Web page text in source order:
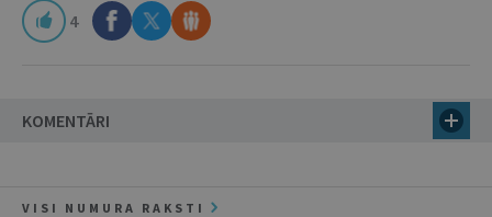
4
KOMENTĀRI
VISI NUMURA RAKSTI